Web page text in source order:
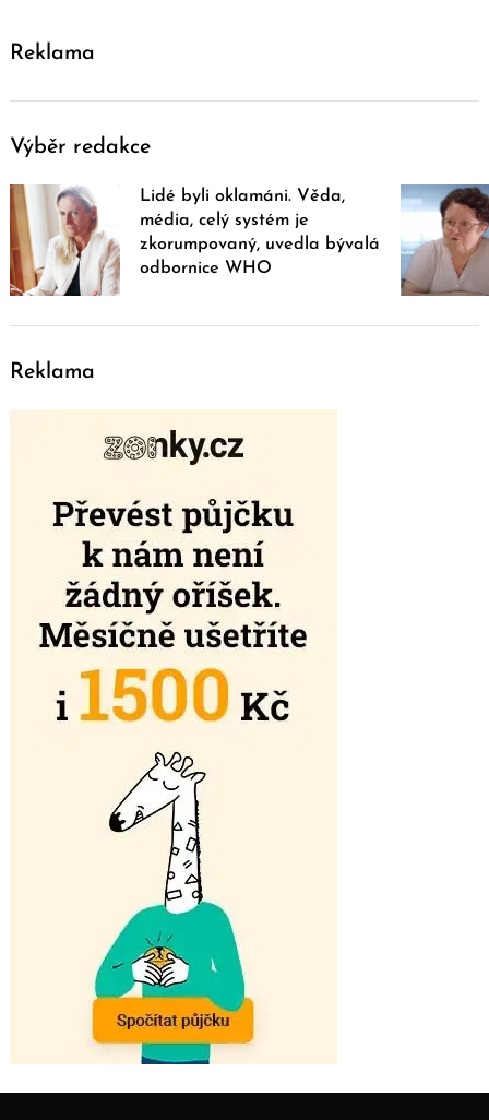
Reklama
Výběr redakce
Lidé byli oklamáni. Věda,
média, celý systém je
zkorumpovaný, uvedla bývalá
odbornice WHO
Reklama